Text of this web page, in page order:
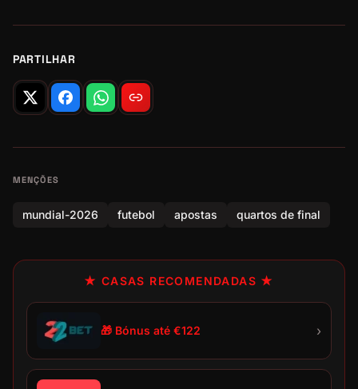
PARTILHAR
MENÇÕES
mundial-2026 futebol apostas quartos de final
★ CASAS RECOMENDADAS ★
🎁 Bónus até €122 ›